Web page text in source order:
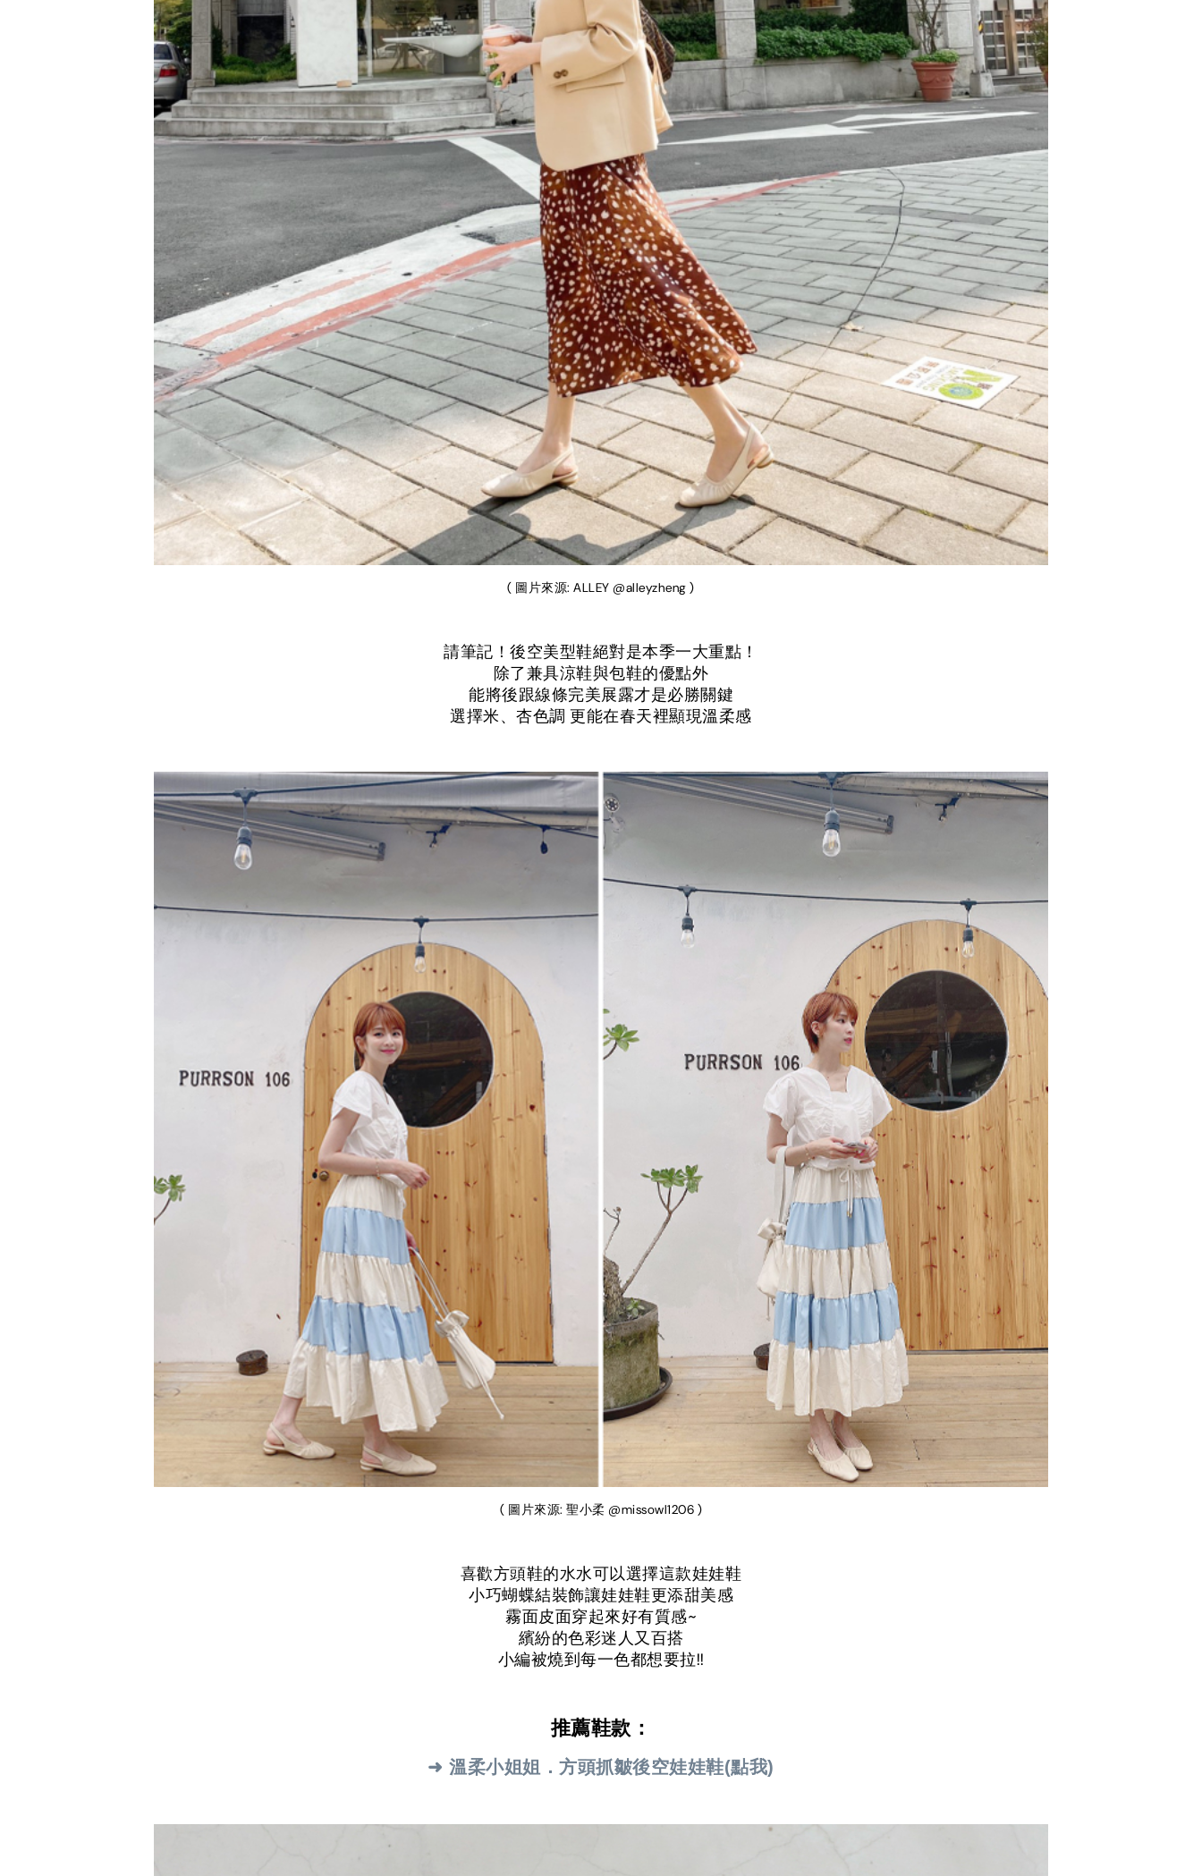
( 圖片來源: ALLEY @alleyzheng )
請筆記！後空美型鞋絕對是本季一大重點！
除了兼具涼鞋與包鞋的優點外
能將後跟線條完美展露才是必勝關鍵
選擇米、杏色調 更能在春天裡顯現溫柔感
( 圖片來源: 聖小柔 @missowl1206 )
喜歡方頭鞋的水水可以選擇這款娃娃鞋
小巧蝴蝶結裝飾讓娃娃鞋更添甜美感
霧面皮面穿起來好有質感~
繽紛的色彩迷人又百搭
小編被燒到每一色都想要拉!!
推薦鞋款：
➜ 溫柔小姐姐．方頭抓皺後空娃娃鞋(點我)